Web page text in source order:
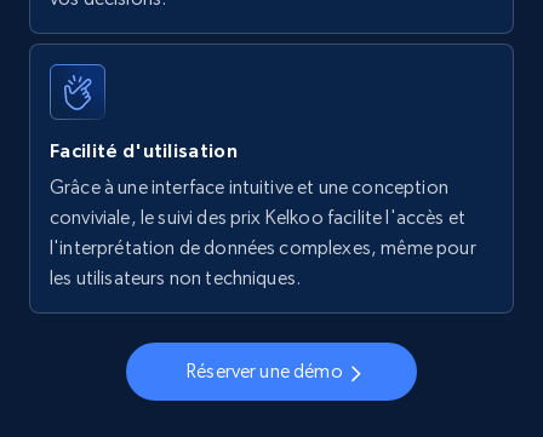
Facilité d'utilisation
Grâce à une interface intuitive et une conception
conviviale, le suivi des prix Kelkoo facilite l'accès et
l'interprétation de données complexes, même pour
les utilisateurs non techniques.
Réserver une démo